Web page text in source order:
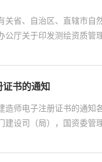
省、自治区、直辖市自
厅关于印发测绘资质管
书的通知
师电子注册证书的通知
设司（局），国资委管